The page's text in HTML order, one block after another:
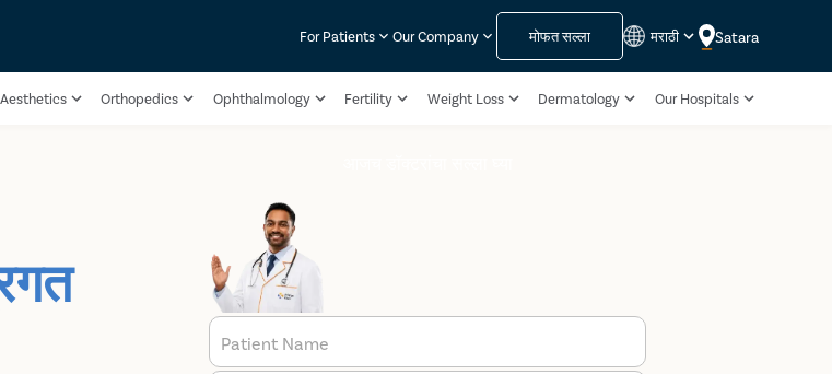
For Patients Our Company मोफत सल्ला मराठी Satara
Aesthetics Orthopedics Ophthalmology Fertility Weight Loss Dermatology Our Hospitals
Patient Name